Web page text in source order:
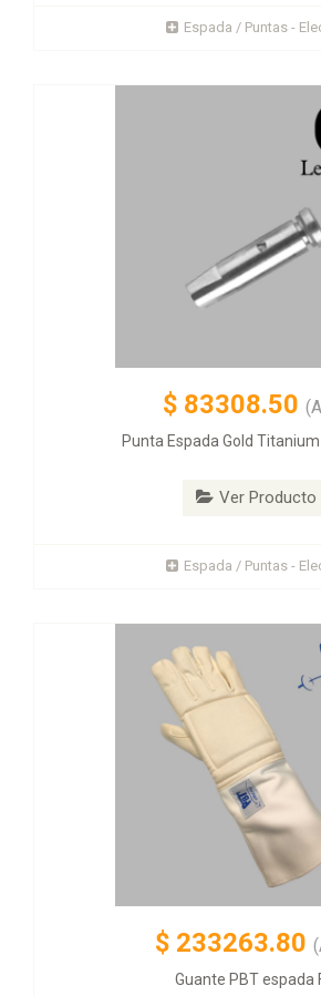
Espada / Puntas -
$ 83308.50
Punta Espada Gold Titanium
Ver Producto
Espada / Puntas -
$ 233263.80
Guante PBT espada